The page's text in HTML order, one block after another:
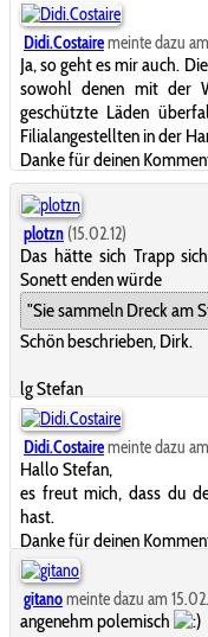
Didi.Costairemeinte dazu
Ja, so geht es mir auch.
sowohl denen mit der
geschützte Läden
Filialangestellten in der
Danke für deinen
plotzn (15.02.12)
Das hätte sich Trapp
Sonett enden würde
"Sie sammeln Dreck am
Schön beschrieben, Dirk.
lg Stefan
Didi.Costairemeinte dazu
Hallo Stefan,
es freut mich, dass du
hast.
Danke für deinen
gitanomeinte dazu am
angenehm polemisch